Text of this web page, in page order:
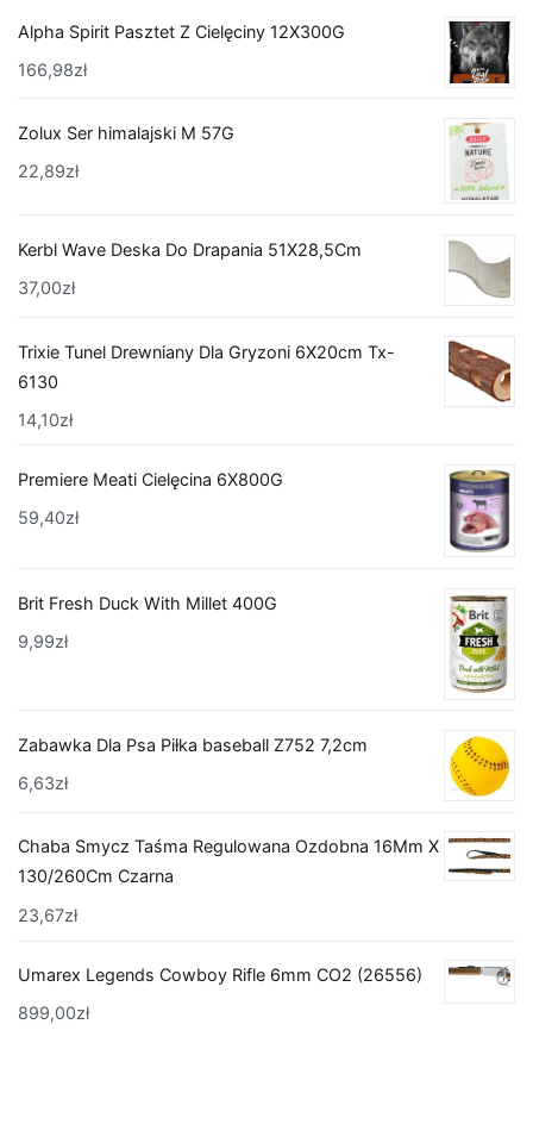
Alpha Spirit Pasztet Z Cielęciny 12X300G
166,98zł
Zolux Ser himalajski M 57G
22,89zł
Kerbl Wave Deska Do Drapania 51X28,5Cm
37,00zł
Trixie Tunel Drewniany Dla Gryzoni 6X20cm Tx-
6130
14,10zł
Premiere Meati Cielęcina 6X800G
59,40zł
Brit Fresh Duck With Millet 400G
9,99zł
Zabawka Dla Psa Piłka baseball Z752 7,2cm
6,63zł
Chaba Smycz Taśma Regulowana Ozdobna 16Mm X
130/260Cm Czarna
23,67zł
Umarex Legends Cowboy Rifle 6mm CO2 (26556)
899,00zł